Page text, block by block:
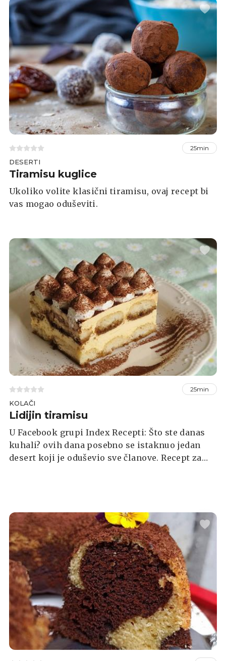
25min
DESERTI
Tiramisu kuglice
Ukoliko volite klasični tiramisu, ovaj recept bi
vas mogao oduševiti.
25min
KOLAČI
Lidijin tiramisu
U Facebook grupi Index Recepti: Što ste danas
kuhali? ovih dana posebno se istaknuo jedan
desert koji je oduševio sve članove. Recept za